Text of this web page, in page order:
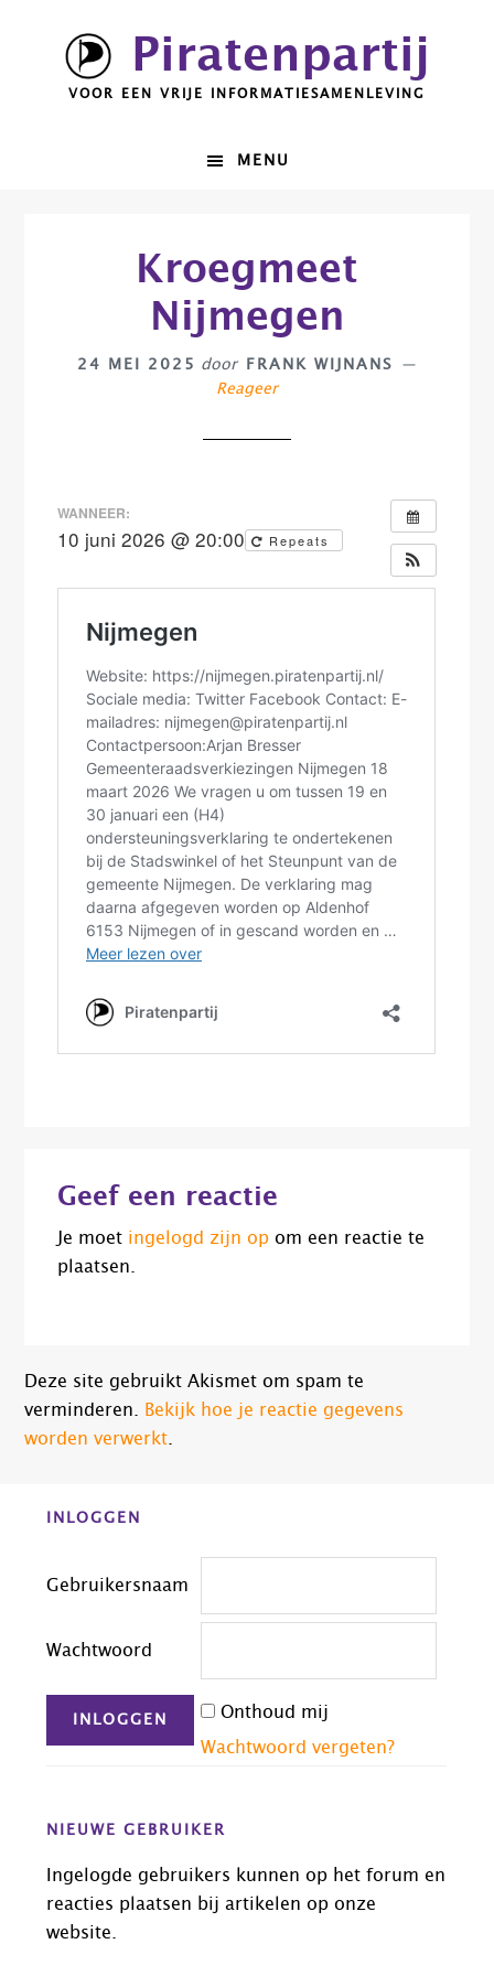
hoofdnavigatie
Piratenpartij
VOOR EEN VRIJE INFORMATIESAMENLEVING
MENU
Kroegmeet
Nijmegen
24 MEI 2025 door
FRANK WIJNANS
Reageer
WANNEER:
10 juni 2026 @ 20:00 Repeats
Interacties
Geef een reactie
Je moet ingelogd zijn op om een reactie te
plaatsen.
Deze site gebruikt Akismet om spam te
verminderen. Bekijk hoe je reactie gegevens
worden verwerkt.
Before
INLOGGEN
Gebruikersnaam
Wachtwoord
Onthoud mij
Wachtwoord vergeten?
NIEUWE GEBRUIKER
Ingelogde gebruikers kunnen op het forum en
reacties plaatsen bij artikelen op onze
website.